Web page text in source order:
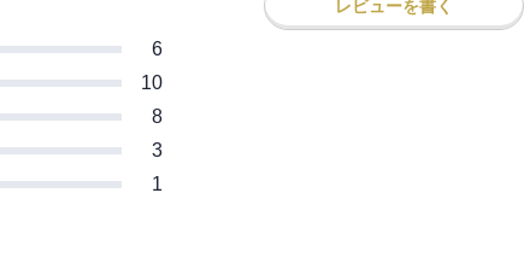
レビューを書く
6
10
8
3
1